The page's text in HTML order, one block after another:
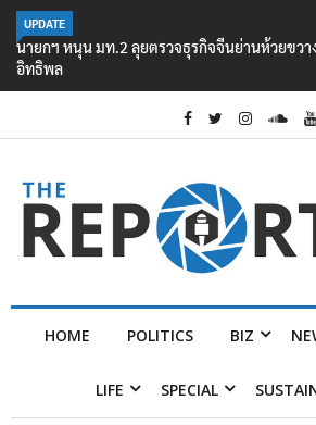
UPDATE
นายกฯ หนุน มท.2 ลุยตรวจธุรกิจจีนย่านห้วยขวา
อิทธิพล
HOME POLITICS BIZ
LIFE SPECIAL